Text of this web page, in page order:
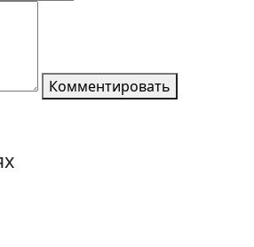
Комментировать